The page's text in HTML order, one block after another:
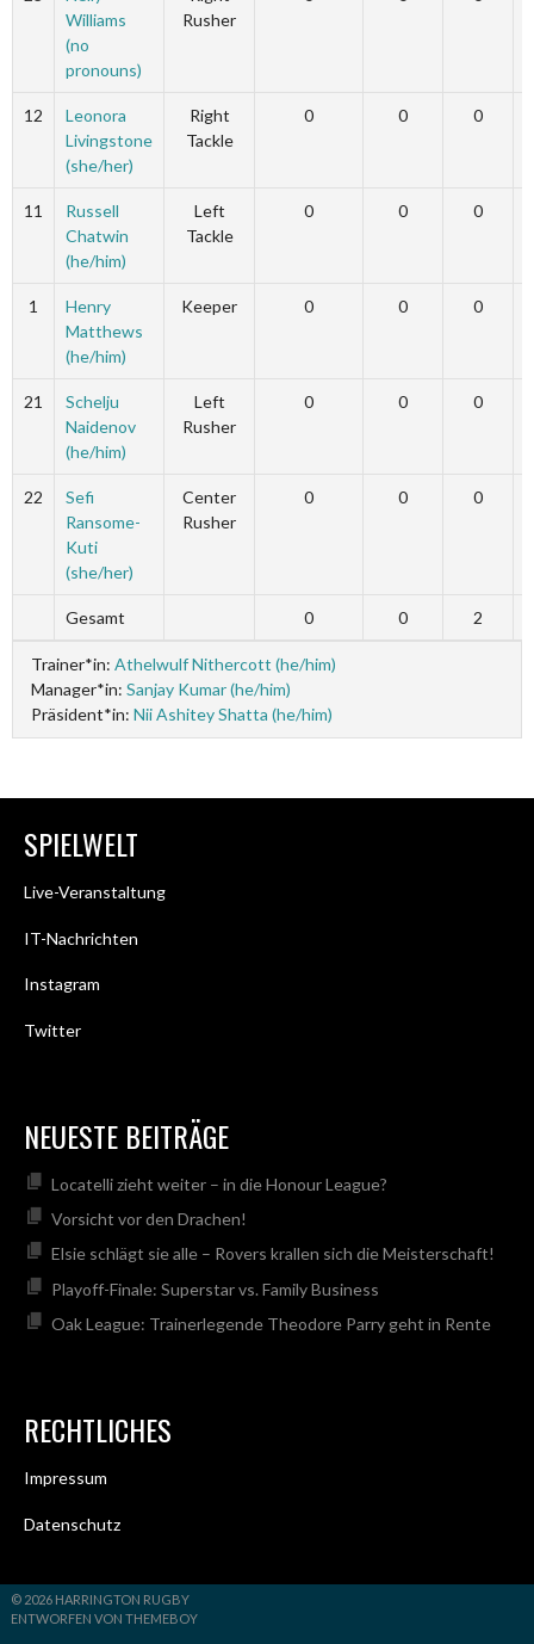
Williams
(no
pronouns)
Rusher
12
Leonora
Livingstone
(she/her)
Right
Tackle
0 0 0
11
Russell
Chatwin
(he/him)
Left
Tackle
0 0 0
1
Henry
Matthews
(he/him)
Keeper 0 0 0
21
Schelju
Naidenov
(he/him)
Left
Rusher
0 0 0
22
Sefi
Ransome-
Kuti
(she/her)
Center
Rusher
0 0 0
Gesamt 0 0 2
Trainer*in: Athelwulf Nithercott (he/him)
Manager*in: Sanjay Kumar (he/him)
Präsident*in: Nii Ashitey Shatta (he/him)
SPIELWELT
Live-Veranstaltung
IT-Nachrichten
Instagram
Twitter
NEUESTE BEITRÄGE
Locatelli zieht weiter – in die Honour League?
Vorsicht vor den Drachen!
Elsie schlägt sie alle – Rovers krallen sich die Meisterschaft!
Playoff-Finale: Superstar vs. Family Business
Oak League: Trainerlegende Theodore Parry geht in Rente
RECHTLICHES
Impressum
Datenschutz
© 2026 HARRINGTON RUGBY
ENTWORFEN VON THEMEBOY